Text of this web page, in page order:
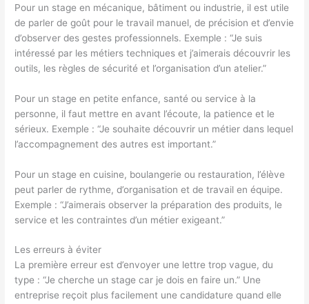
Pour un stage en mécanique, bâtiment ou industrie, il est utile
de parler de goût pour le travail manuel, de précision et d’envie
d’observer des gestes professionnels. Exemple : “Je suis
intéressé par les métiers techniques et j’aimerais découvrir les
outils, les règles de sécurité et l’organisation d’un atelier.”
Pour un stage en petite enfance, santé ou service à la
personne, il faut mettre en avant l’écoute, la patience et le
sérieux. Exemple : “Je souhaite découvrir un métier dans lequel
l’accompagnement des autres est important.”
Pour un stage en cuisine, boulangerie ou restauration, l’élève
peut parler de rythme, d’organisation et de travail en équipe.
Exemple : “J’aimerais observer la préparation des produits, le
service et les contraintes d’un métier exigeant.”
Les erreurs à éviter
La première erreur est d’envoyer une lettre trop vague, du
type : “Je cherche un stage car je dois en faire un.” Une
entreprise reçoit plus facilement une candidature quand elle